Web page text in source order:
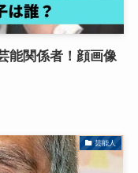
能関係者！顔画像
芸能人